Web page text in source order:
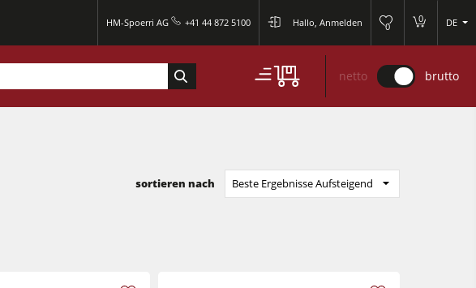
HM-Spoerri AG +41 44 872 5100 Hallo, Anmelden 0
0 DE
netto brutto
sortieren nach Beste Ergebnisse Aufsteigend